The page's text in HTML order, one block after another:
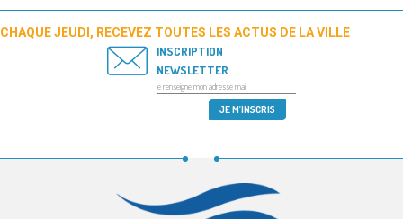
CHAQUE JEUDI, RECEVEZ TOUTES LES ACTUS DE LA VILLE
INSCRIPTION
NEWSLETTER